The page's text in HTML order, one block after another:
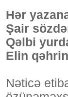
Hər
Şair
Qəlbi
Elin
Nəticə